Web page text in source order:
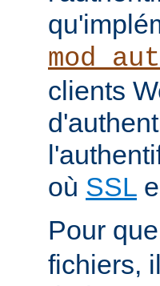
clients
où SSL
Pour que
fichiers,